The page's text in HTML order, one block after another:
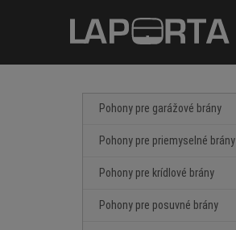
Pohony pre garážové brány
Pohony pre priemyselné brány
Pohony pre krídlové brány
Pohony pre posuvné brány